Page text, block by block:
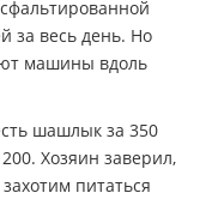
за весь день. Но
машины вдоль
шашлык за 350
Хозяин заверил,
питаться